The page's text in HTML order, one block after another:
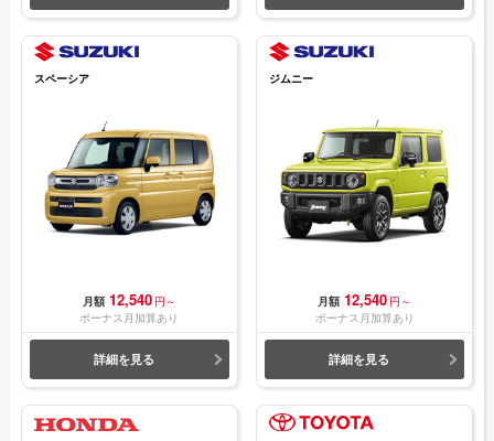
スペーシア
月額 12,540 円～
ボーナス月加算あり
詳細を見る
ジムニー
月額 12,540 円～
ボーナス月加算あり
詳細を見る